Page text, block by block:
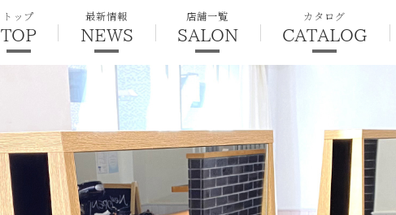
トップ
TOP
最新情報
NEWS
店舗一覧
SALON
カタログ
CATALOG